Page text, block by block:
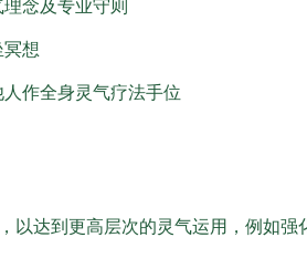
理念及专业守则
冥想
人作全身灵气疗法手位
以达到更高层次的灵气运用，例如